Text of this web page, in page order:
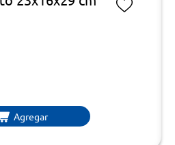
Agregar